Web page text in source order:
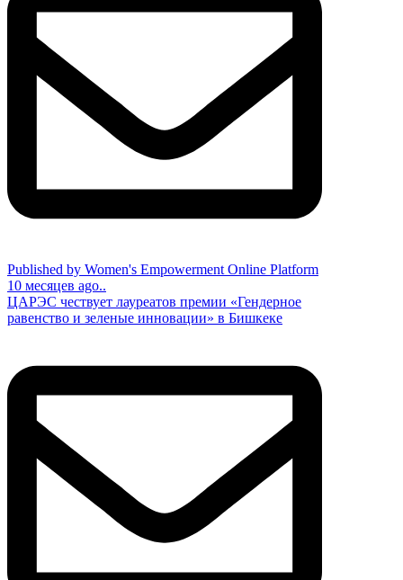
Published by Women's Empowerment Online Platform
10 месяцев ago..
ЦАРЭС чествует лауреатов премии «Гендерное
равенство и зеленые инновации» в Бишкеке